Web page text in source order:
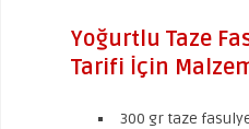
Yoğurtlu Taze
Tarifi İçin
300 gr taze